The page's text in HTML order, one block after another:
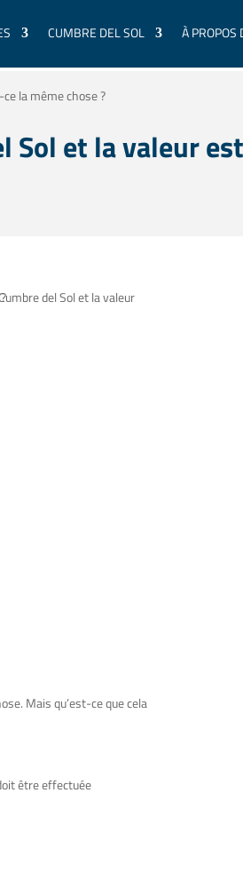
CUMBRE DEL SOL À PROPOS
la même chose ?
Sol et la valeur
Mais qu’est-ce que cela
être effectuée